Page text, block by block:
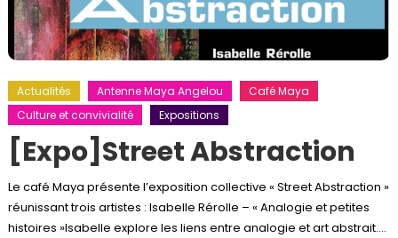
Actualités Antenne Maya Angelou
Café Maya
Culture et convivialité
Expositions
[Expo]Street Abstraction
Le café Maya présente l’exposition collective « Street Abstraction »
réunissant trois artistes : Isabelle Rérolle – « Analogie et petites
histoires »Isabelle explore les liens entre analogie et art abstrait….